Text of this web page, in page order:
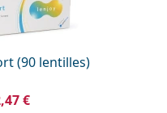
(90 lentilles)
€